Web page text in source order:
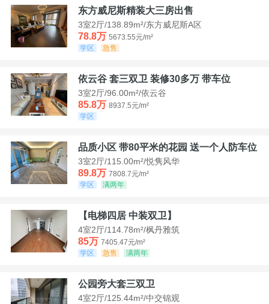
东方威尼斯精装大三房出售
3室2厅/138.89m²/东方威尼斯A区
78.8万 5673.55元/m²
学区
急售
依云谷 套三双卫 装修30多万 带车位
3室2厅/96.00m²/依云谷
85.8万 8937.5元/m²
学区
品质小区 带80平米的花园 送一个人防车位
3室2厅/115.00m²/悦隽风华
89.8万 7808.7元/m²
学区
满两年
【电梯四居 中装双卫】
4室2厅/114.78m²/枫丹雅筑
85万 7405.47元/m²
学区
急售 满两年
公园旁大套三双卫
4室2厅/125.44m²/中交锦观